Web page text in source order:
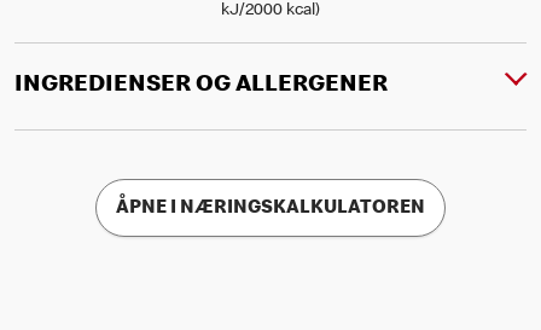
kJ/2000 kcal)
INGREDIENSER OG ALLERGENER
ÅPNE I NÆRINGSKALKULATOREN